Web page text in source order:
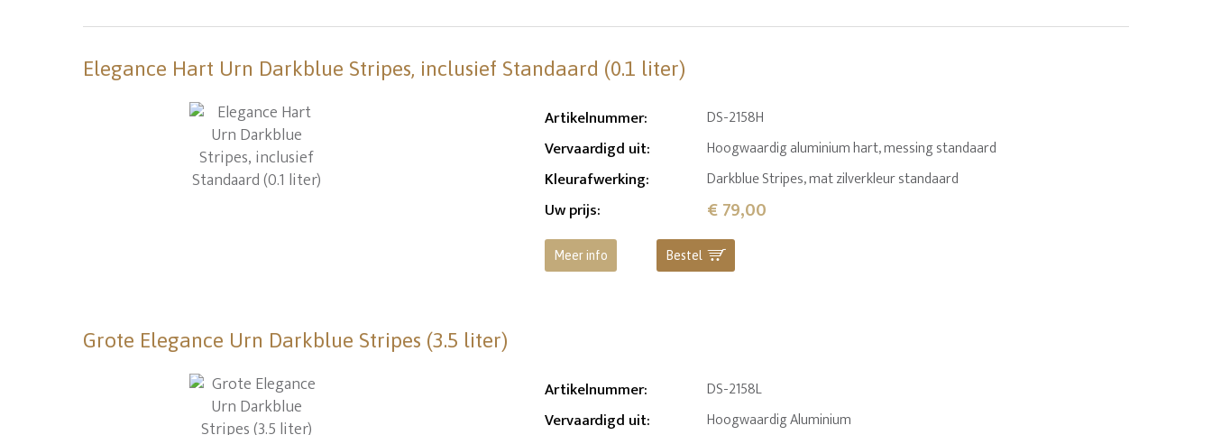
Elegance Hart Urn Darkblue Stripes, inclusief Standaard (0.1 liter)
Artikelnummer: DS-2158H
Vervaardigd uit: Hoogwaardig aluminium hart, messing standaard
Kleurafwerking: Darkblue Stripes, mat zilverkleur standaard
Uw prijs: € 79,00
Meer info Bestel
Grote Elegance Urn Darkblue Stripes (3.5 liter)
Artikelnummer: DS-2158L
Vervaardigd uit: Hoogwaardig Aluminium